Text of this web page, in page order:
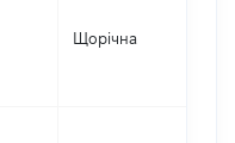
Щорічна